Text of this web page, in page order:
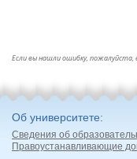
Если вы нашли ошибку,
Об университете
Сведения об
Правоустанавливающие